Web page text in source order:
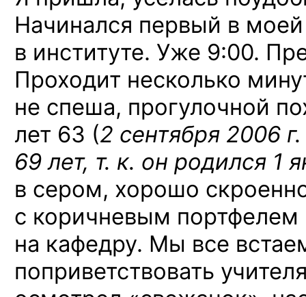
Начинался первый в
в институте. Уже 9:00.
Проходит несколько
не спеша, прогулочной
лет 63 (2 сентября 2006
69 лет, т. к. он родился 1
в сером, хорошо
с коричневым портфелем
на кафедру. Мы все
поприветствовать